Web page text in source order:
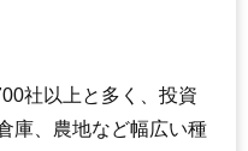
社以上と多く、投資
庫、農地など幅広い種